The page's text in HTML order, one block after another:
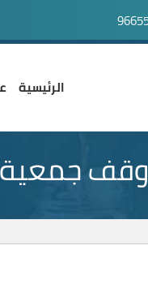
الرئيسية
وقف جمعية